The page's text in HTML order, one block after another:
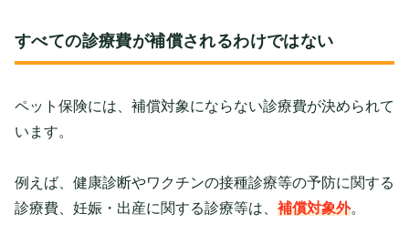
すべての診療費が補償されるわけではない
ペット保険には、補償対象にならない診療費が決められて
います。
例えば、健康診断やワクチンの接種診療等の予防に関する
診療費、妊娠・出産に関する診療等は、 補償対象外。